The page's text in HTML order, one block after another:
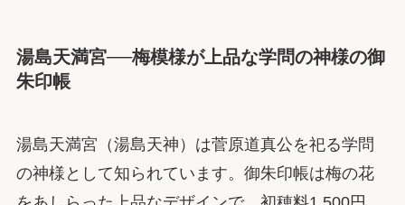
湯島天満宮──梅模様が上品な学問の神様の御
朱印帳
湯島天満宮（湯島天神）は菅原道真公を祀る学問
の神様として知られています。御朱印帳は梅の花